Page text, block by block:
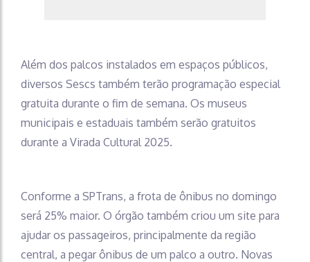
Além dos palcos instalados em espaços públicos,
diversos Sescs também terão programação especial
gratuita durante o fim de semana. Os museus
municipais e estaduais também serão gratuitos
durante a Virada Cultural 2025.
Conforme a SPTrans, a frota de ônibus no domingo
será 25% maior. O órgão também criou um site para
ajudar os passageiros, principalmente da região
central, a pegar ônibus de um palco a outro. Novas